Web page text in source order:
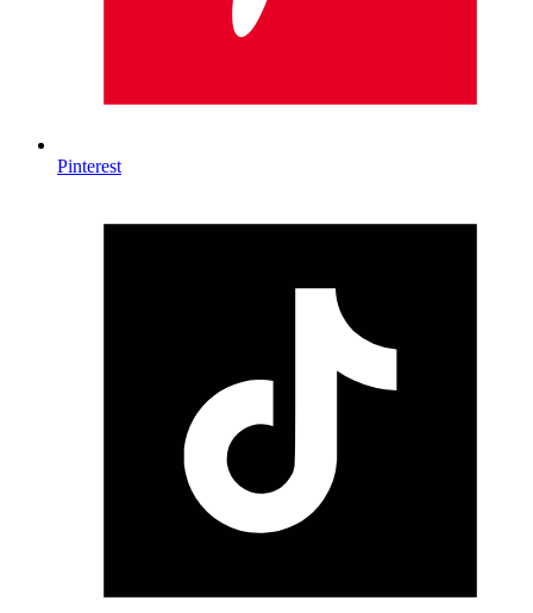
Pinterest